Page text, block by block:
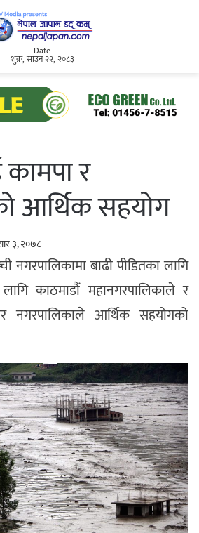
Date
शुक्र, साउन २२, २०८३
र
आर्थिक सहयोग
३, २०७८
नगरपालिकामा बाढी पीडितका लागि
काठमाडौं महानगरपालिकाले र
नगरपालिकाले आर्थिक सहयोगको